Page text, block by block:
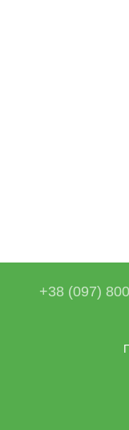
+38 (097)